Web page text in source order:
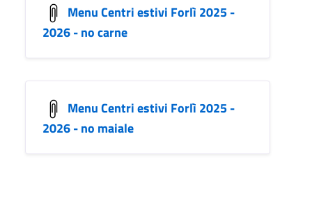
Menu Centri estivi Forlì 2025 -
2026 - no carne
Menu Centri estivi Forlì 2025 -
2026 - no maiale